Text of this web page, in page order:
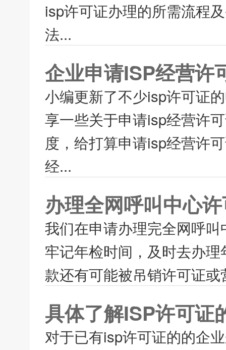
isp许可证办理的所需流程
法...
企业申请ISP经营许
小编更新了不少isp许可证
享一些关于申请isp经营许
度，给打算申请isp经营许
经...
办理全网呼叫中心
我们在申请办理完全网呼
牢记年检时间，及时去办
款还有可能被吊销许可证
具体了解ISP许可证
对于已有isp许可证的的企